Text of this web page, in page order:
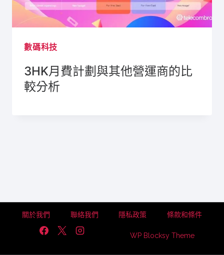
數碼科技
3HK月費計劃與其他營運商的比
較分析
關於我們 聯絡我們 隱私政策 條款和條件
WP Blocksy Theme